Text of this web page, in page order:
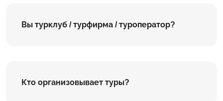
Вы турклуб / турфирма / туроператор?
Кто организовывает туры?